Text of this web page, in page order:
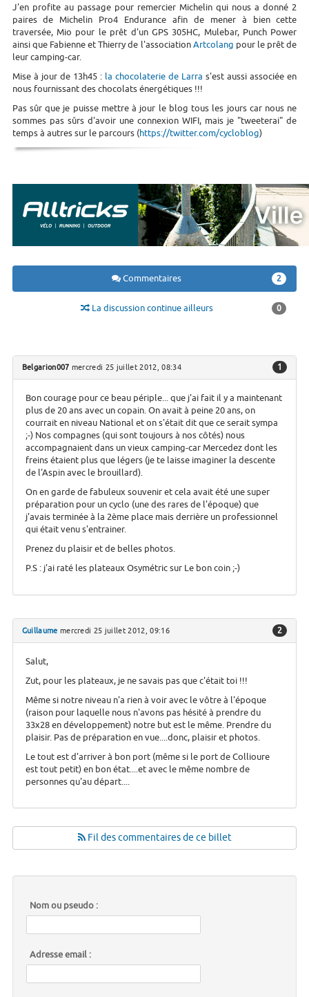
J'en profite au passage pour remercier Michelin qui nous a donné 2
paires de Michelin Pro4 Endurance afin de mener à bien cette
traversée, Mio pour le prêt d'un GPS 305HC, Mulebar, Punch Power
ainsi que Fabienne et Thierry de l'associationArtcolang pour le prêt de
leur camping-car.
Mise à jour de 13h45 : la chocolaterie de Larra s'est aussi associée en
nous fournissant des chocolats énergétiques !!!
Pas sûr que je puisse mettre à jour le blog tous les jours car nous ne
sommes pas sûrs d'avoir une connexion WIFI, mais je "tweeterai" de
temps à autres sur le parcours (https://twitter.com/cycloblog)
Commentaires 2
La discussion continue ailleurs 0
Belgarion007 mercredi 25 juillet 2012, 08:34 1
Bon courage pour ce beau périple... que j'ai fait il y a maintenant
plus de 20 ans avec un copain. On avait à peine 20 ans, on
courrait en niveau National et on s'était dit que ce serait sympa
;-) Nos compagnes (qui sont toujours à nos côtés) nous
accompagnaient dans un vieux camping-car Mercedez dont les
freins étaient plus que légers (je te laisse imaginer la descente
de l'Aspin avec le brouillard).
On en garde de fabuleux souvenir et cela avait été une super
préparation pour un cyclo (une des rares de l'époque) que
j'avais terminée à la 2ème place mais derrière un professionnel
qui était venu s'entrainer.
Prenez du plaisir et de belles photos.
P.S : j'ai raté les plateaux Osymétric sur Le bon coin ;-)
Guillaume mercredi 25 juillet 2012, 09:16 2
Salut,
Zut, pour les plateaux, je ne savais pas que c'était toi !!!
Même si notre niveau n'a rien à voir avec le vôtre à l'époque
(raison pour laquelle nous n'avons pas hésité à prendre du
33x28 en développement) notre but est le même. Prendre du
plaisir. Pas de préparation en vue....donc, plaisir et photos.
Le tout est d'arriver à bon port (même si le port de Collioure
est tout petit) en bon état....et avec le même nombre de
personnes qu'au départ....
Fil des commentaires de ce billet
Nom ou pseudo :
Adresse email :